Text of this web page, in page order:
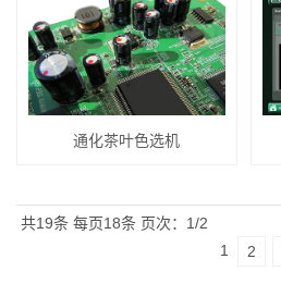
通化茶叶色选机
共19条 每页18条 页次：1/2
1
2